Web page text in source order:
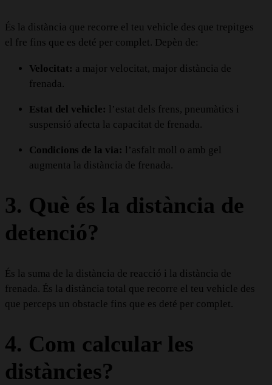
És la distància que recorre el teu vehicle des que trepitges
el fre fins que es deté per complet. Depèn de:
Velocitat: a major velocitat, major distància de
frenada.
Estat del vehicle: l’estat dels frens, pneumàtics i
suspensió afecta la capacitat de frenada.
Condicions de la via: l’asfalt moll o amb gel
augmenta la distància de frenada.
3. Què és la distància de
detenció?
És la suma de la distància de reacció i la distància de
frenada. És la distància total que recorre el teu vehicle des
que perceps un obstacle fins que es deté per complet.
4. Com calcular les
distàncies?